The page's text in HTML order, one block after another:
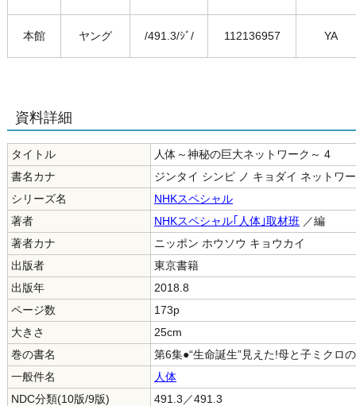
本館 ヤング /491.3/ｼﾞ/ 112136957 YA
資料詳細
タイトル
人体～神秘の巨大ネットワーク～ 4
書名カナ
ジンタイ シンピ ノ キョダイ ネットワ
シリーズ名
NHKスペシャル
著者
NHKスペシャル｢人体｣取材班 ／編
著者カナ
ニッポン ホウソウ キョウカイ
出版者
東京書籍
出版年
2018.8
ページ数
173p
大きさ
25cm
巻の書名
第6集●“生命誕生”見えた!母と子ミクロ
一般件名
人体
NDC分類(10版/9版)
491.3／491.3